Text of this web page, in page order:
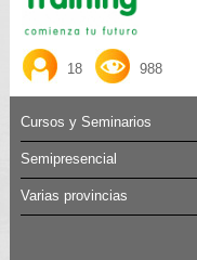
18 988
Cursos y Seminarios
Semipresencial
Varias provincias